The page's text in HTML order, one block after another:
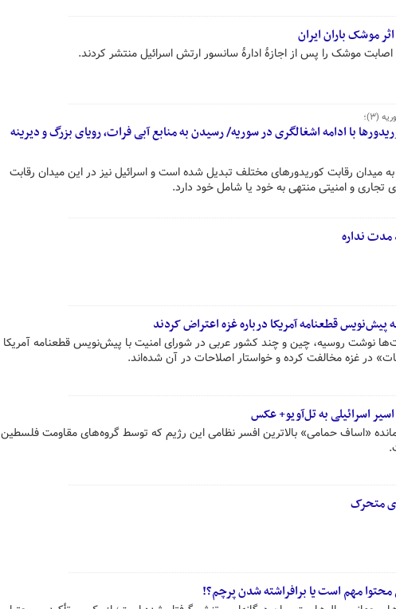
موشک باران ایران
موشک را پس از اجازهٔ ادارهٔ سانسور ارتش اسرائیل منتشر کردند.
(۳)؛
با ادامه اشغالگری در سوریه/ رسیدن به منابع آبی فرات، رویای بزرگ و دیرینه
میدان رقابت کوریدورهای مختلف تبدیل شده است و اسرائیل نیز در این میدان رقابت
تجاری و امنیتی منتهی به خود یا شامل خود دارد.
مدت نداره
قطعنامه آمریکا درباره غزه اعتراض کردند
نوشت روسیه، چین و چند کشور عربی در شورای امنیت با پیش‌نویس قطعنامه آمریکا
در غزه مخالفت کرده و خواستار اصلاحات در آن شده‌اند.
اسرائیلی به تل‌آویو+ عکس
«اساف حمامی» بالاترین افسر نظامی این رژیم که توسط گروه‌های مقاومت فلسطین
متحرک
مهم است یا برافراشته شدن پرچم؟!